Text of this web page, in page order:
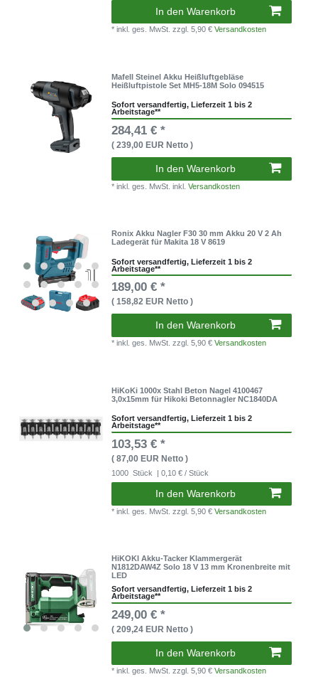
In den Warenkorb
* inkl. ges. MwSt.zzgl. 5,90 €Versandkosten
Mafell Steinel Akku Heißluftgebläse
Heißluftpistole Set MH5-18M Solo 094515
Sofort versandfertig, Lieferzeit 1 bis 2
Arbeitstage**
284,41 € *
( 239,00 EUR Netto )
In den Warenkorb
* inkl. ges. MwSt. inkl.Versandkosten
Ronix Akku Nagler F30 30 mm Akku 20 V 2 Ah
Ladegerät für Makita 18 V 8619
Sofort versandfertig, Lieferzeit 1 bis 2
Arbeitstage**
189,00 € *
( 158,82 EUR Netto )
In den Warenkorb
* inkl. ges. MwSt.zzgl. 5,90 €Versandkosten
HiKoKi 1000x Stahl Beton Nagel 4100467
3,0x15mm für Hikoki Betonnagler NC1840DA
Sofort versandfertig, Lieferzeit 1 bis 2
Arbeitstage**
103,53 € *
( 87,00 EUR Netto )
1000 Stück | 0,10 € / Stück
In den Warenkorb
* inkl. ges. MwSt.zzgl. 5,90 €Versandkosten
HiKOKI Akku-Tacker Klammergerät
N1812DAW4Z Solo 18 V 13 mm Kronenbreite mit
LED
Sofort versandfertig, Lieferzeit 1 bis 2
Arbeitstage**
249,00 € *
( 209,24 EUR Netto )
In den Warenkorb
* inkl. ges. MwSt.zzgl. 5,90 €Versandkosten